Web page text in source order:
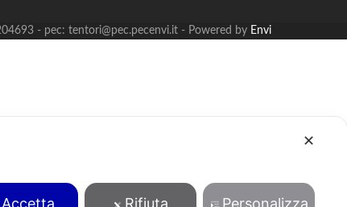
- pec: tentori@pec.pecenvi.it - Powered by Envi
✕
Accetta Rifiuta Personalizza